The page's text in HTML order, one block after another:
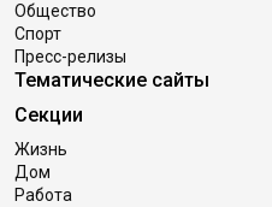
Общество
Спорт
Пресс-релизы
Тематические сайты
Секции
Жизнь
Дом
Работа